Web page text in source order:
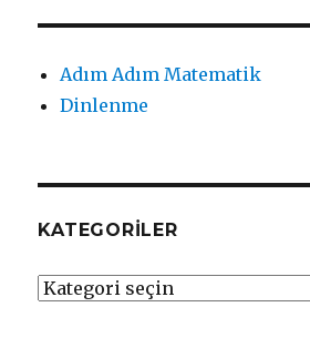
Adım Adım Matematik
Dinlenme
KATEGORILER
Kategoriler